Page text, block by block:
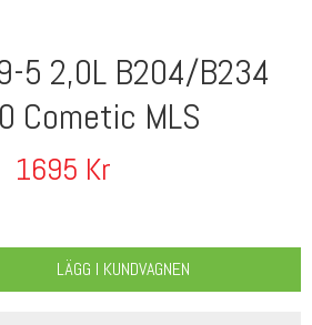
5 2,0L B204/B234
Cometic MLS
1695 Kr
LÄGG I KUNDVAGNEN